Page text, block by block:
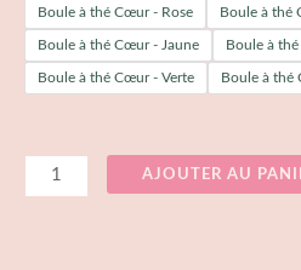
Boule à thé Cœur - Rose Boule à thé
Boule à thé Cœur - Jaune Boule à
Boule à thé Cœur - Verte Boule à thé
AJOUTER AU